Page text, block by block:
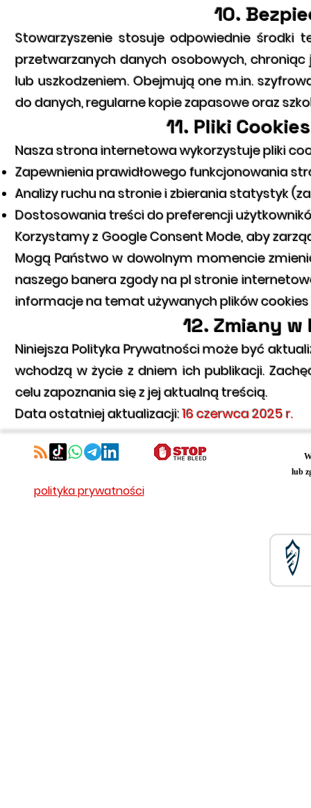
10.
Stowarzyszenie stosuje odpowiednie środki
przetwarzanych danych osobowych,
lub uszkodzeniem. Obejmują one m.in.
do danych, regularne kopie zapasowe oraz
11. Pliki
Nasza strona internetowa wykorzystuje pliki
Zapewnienia prawidłowego funkcjonowania
Analizy ruchu na stronie i zbierania statystyk
Dostosowania treści do preferencji
Korzystamy z Google Consent Mode, aby
Mogą Państwo w dowolnym momencie
naszego banera zgody na pl stronie
informacje na temat używanych plików
12. Zmiany
Niniejsza Polityka Prywatności może być
wchodzą w życie z dniem ich publikacji.
celu zapoznania się z jej aktualną treścią.
Data ostatniej aktualizacji:16 czerwca 2025 r.
lub
polityka prywatności